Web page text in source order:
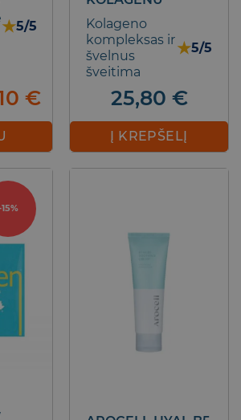
★5/5
€.
€Current
price
5,10 €.
Kolageno
kompleksas ir
švelnus
šveitima
★5/5
25,80 €
Į KREPŠELĮ